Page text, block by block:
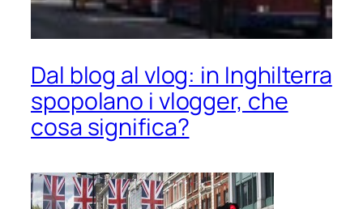
Dal blog al vlog: in Inghilterra
spopolano i vlogger, che
cosa significa?